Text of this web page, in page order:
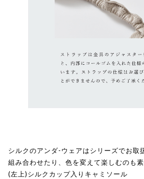
シルクのアンダ-ウェアはシリーズでお取
組み合わせたり、色を変えて楽しむのも素
(左上)シルクカップ入りキャミソール